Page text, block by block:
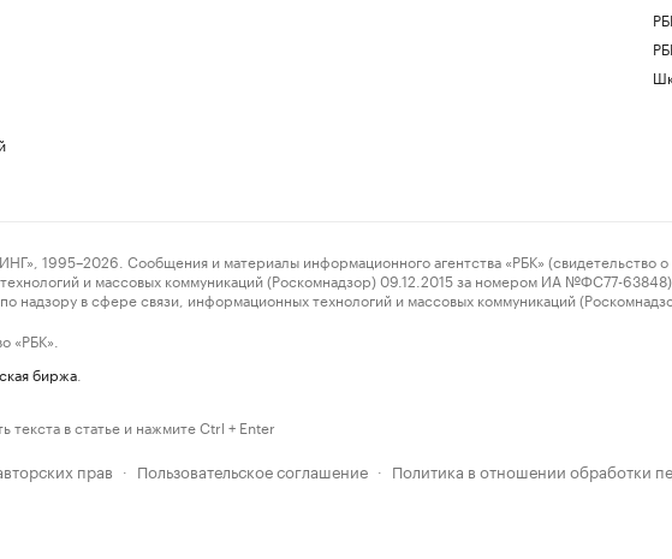
Сообщения и материалы информационного агентства «РБК» (свидетельство о
и массовых коммуникаций (Роскомнадзор) 09.12.2015 за номером ИА №ФС77-63848)
надзору в сфере связи, информационных технологий и массовых коммуникаций
«РБК».
биржа
в статье и нажмите Ctrl + Enter
прав · Пользовательское соглашение · Политика в отношении обработки